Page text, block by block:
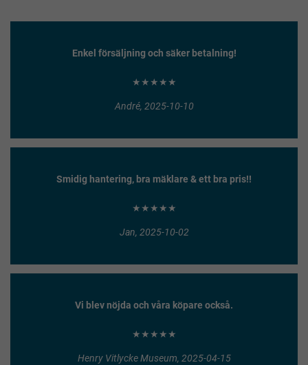
Enkel försäljning och säker betalning!
★★★★★
André, 2025-10-10
Smidig hantering, bra mäklare & ett bra pris!!
★★★★★
Jan, 2025-10-02
Vi blev nöjda och våra köpare också.
★★★★★
Henry Vitlycke Museum, 2025-04-15